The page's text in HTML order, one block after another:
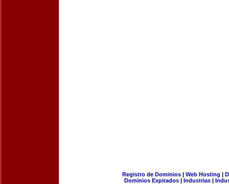
Registro de Dominios| Web Hosting |
Dominios Expirados | Industrias |